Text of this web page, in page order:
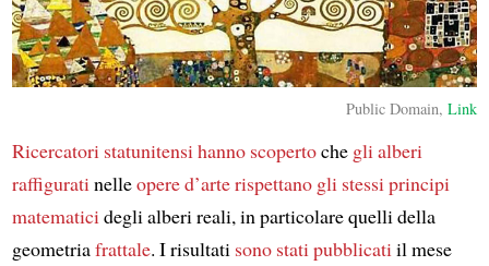
Public Domain,Link
Ricercatori statunitensi hanno scopertoche gli alberi
raffigurati nelleopere d’arterispettano gli stessi principi
matematici degli alberi reali, in particolare quelli della
geometriafrattale. I risultati sono stati pubblicati il mese